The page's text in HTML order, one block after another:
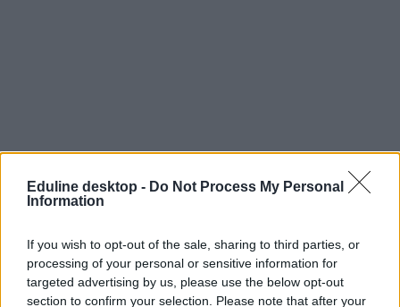
Eduline desktop - Do Not Process My Personal
Information
If you wish to opt-out of the sale, sharing to third parties, or
processing of your personal or sensitive information for
targeted advertising by us, please use the below opt-out
section to confirm your selection. Please note that after your